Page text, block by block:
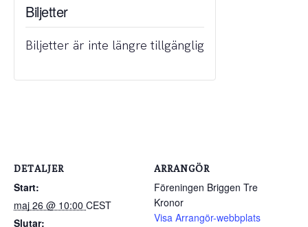
DETALJER
Start:
maj 26 @ 10:00 CEST
Slutar:
ARRANGÖR
Föreningen Briggen Tre
Kronor
Visa Arrangör-webbplats
Biljetter
Biljetter är inte längre tillgänglig